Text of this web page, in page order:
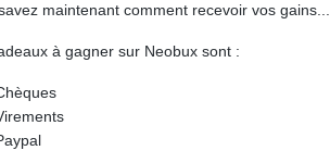
maintenant comment recevoir vos gains...
à gagner sur Neobux sont :